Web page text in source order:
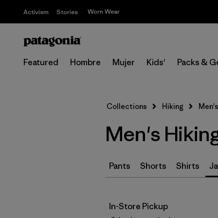
Activism Stories Worn Wear
Featured Hombre Mujer Kids' Packs &
Collections Hiking
Men's
Pants Shorts Shirts
In-Store Pickup